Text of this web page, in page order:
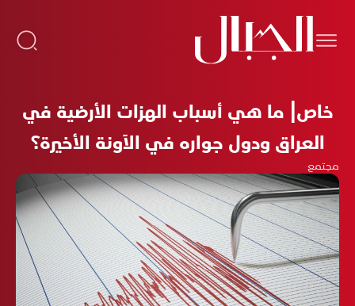
خاص| ما هي أسباب الهزات الأرضية في
العراق ودول جواره في الآونة الأخيرة؟
مجتمع